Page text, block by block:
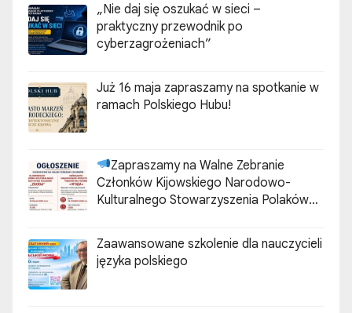
„Nie daj się oszukać w sieci –
praktyczny przewodnik po
cyberzagrożeniach”
Już 16 maja zapraszamy na spotkanie w
ramach Polskiego Hubu!
Zapraszamy na Walne Zebranie
Członków Kijowskiego Narodowo-
Kulturalnego Stowarzyszenia Polaków
Zaawansowane szkolenie dla nauczycieli
języka polskiego